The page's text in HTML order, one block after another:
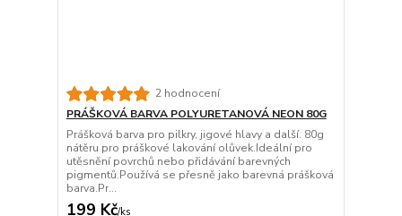
2 hodnocení
PRÁŠKOVÁ BARVA POLYURETANOVÁ NEON 80G
Prášková barva pro pilkry, jigové hlavy a další. 80g
nátěru pro práškové lakování olůvek.Ideální pro
utěsnění povrchů nebo přidávání barevných
pigmentů.Používá se přesně jako barevná prášková
barva.Pr...
199 Kč/ks